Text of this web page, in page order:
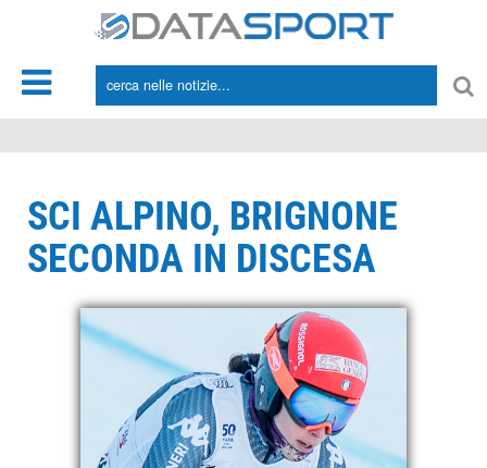
SCI ALPINO, BRIGNONE
SECONDA IN DISCESA